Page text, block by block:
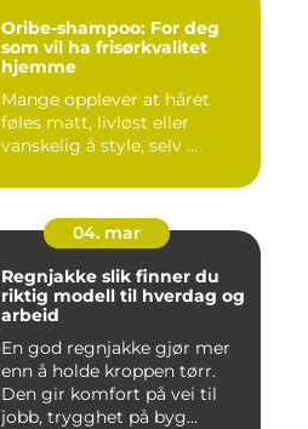
Oribe-shampoo: For deg
som vil ha frisørkvalitet
hjemme
Mange opplever at håret
føles matt, livløst eller
vanskelig å style, selv ...
04. mar
Regnjakke slik finner du
riktig modell til hverdag og
arbeid
En god regnjakke gjør mer
enn å holde kroppen tørr.
Den gir komfort på vei til
jobb, trygghet på byg...